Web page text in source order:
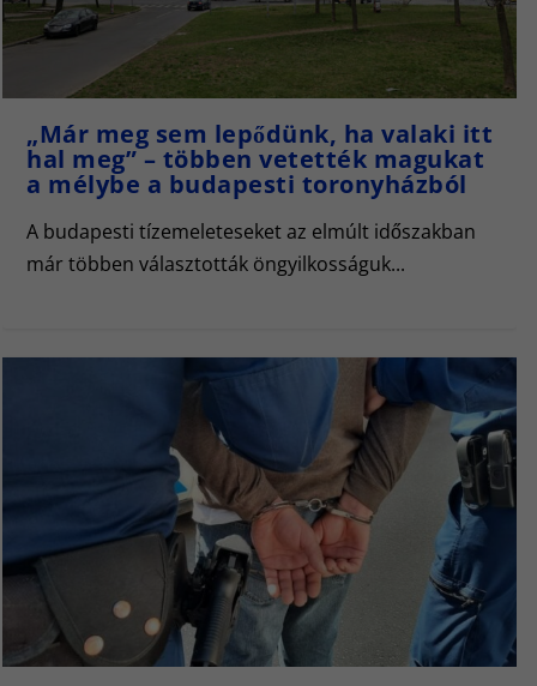
„Már meg sem lepődünk, ha valaki itt
hal meg” – többen vetették magukat
a mélybe a budapesti toronyházból
A budapesti tízemeleteseket az elmúlt időszakban
már többen választották öngyilkosságuk...